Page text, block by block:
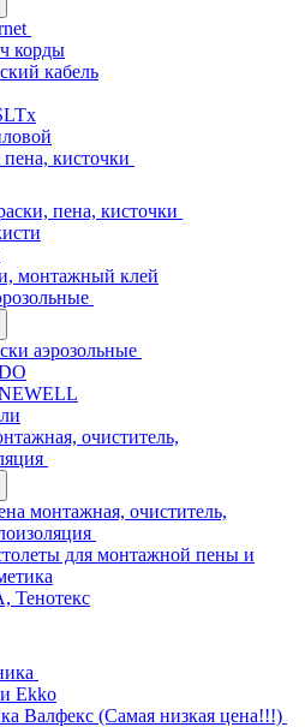
корды
кабель
кисточки
пена, кисточки
монтажный клей
аэрозольные
очиститель,
монтажная, очиститель,
для монтажной пены и
Тенотекс
Ekko
Валфекс (Самая низкая цена!!!)